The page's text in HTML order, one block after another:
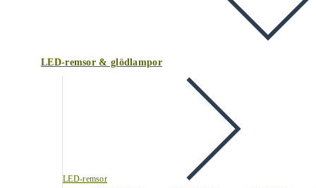
LED-remsor & glödlampor
LED-remsor